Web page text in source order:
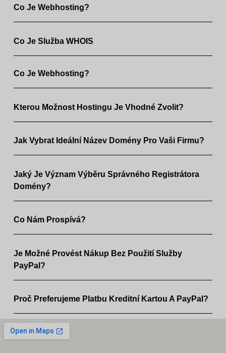
Co Je Webhosting?
Co Je Služba WHOIS
Co Je Webhosting?
Kterou Možnost Hostingu Je Vhodné Zvolit?
Jak Vybrat Ideální Název Domény Pro Vaši Firmu?
Jaký Je Význam Výběru Správného Registrátora
Domény?
Co Nám Prospívá?
Je Možné Provést Nákup Bez Použití Služby
PayPal?
Proč Preferujeme Platbu Kreditní Kartou A PayPal?